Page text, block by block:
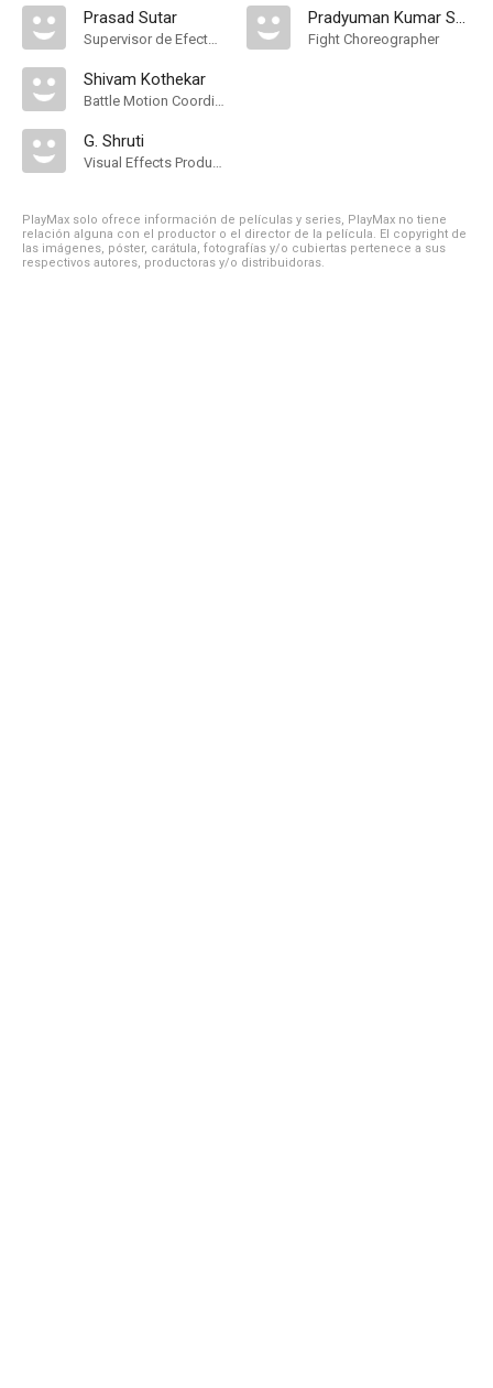
Prasad Sutar
Supervisor de Efectos Visuales
Shivam Kothekar
Battle Motion Coordinator
G. Shruti
Visual Effects Producer
Pradyuman Kumar Swain
Fight Choreographer
PlayMax solo ofrece información de películas y series, PlayMax no tiene
relación alguna con el productor o el director de la película. El copyright de
las imágenes, póster, carátula, fotografías y/o cubiertas pertenece a sus
respectivos autores, productoras y/o distribuidoras.